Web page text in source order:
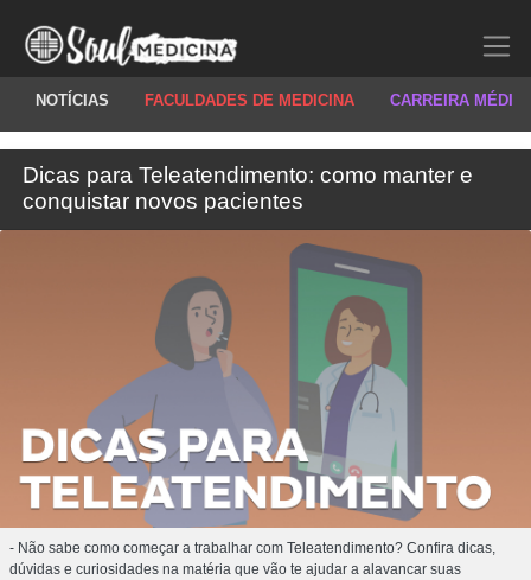
NOTÍCIAS FACULDADES DE MEDICINA CARREIRA
Dicas para Teleatendimento: como manter e
conquistar novos pacientes
- Não sabe como começar a trabalhar com Teleatendimento? Confira dicas,
dúvidas e curiosidades na matéria que vão te ajudar a alavancar suas